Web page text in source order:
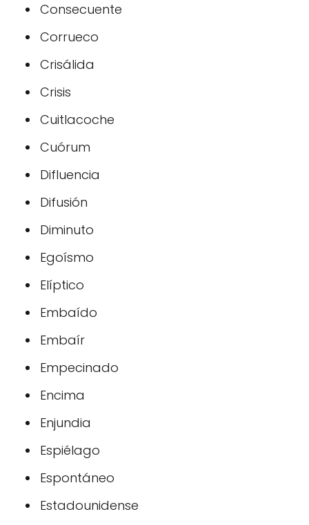
Consecuente
Corrueco
Crisálida
Crisis
Cuitlacoche
Cuórum
Difluencia
Difusión
Diminuto
Egoísmo
Elíptico
Embaído
Embaír
Empecinado
Encima
Enjundia
Espiélago
Espontáneo
Estadounidense